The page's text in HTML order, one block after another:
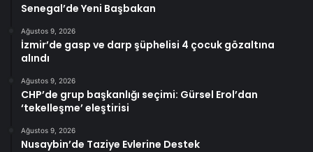
Senegal’de Yeni Başbakan
Ağustos 9, 2026
İzmir’de gasp ve darp şüphelisi 4 çocuk gözaltına
alındı
Ağustos 9, 2026
CHP’de grup başkanlığı seçimi: Gürsel Erol’dan
‘tekelleşme’ eleştirisi
Ağustos 9, 2026
Nusaybin’de Taziye Evlerine Destek